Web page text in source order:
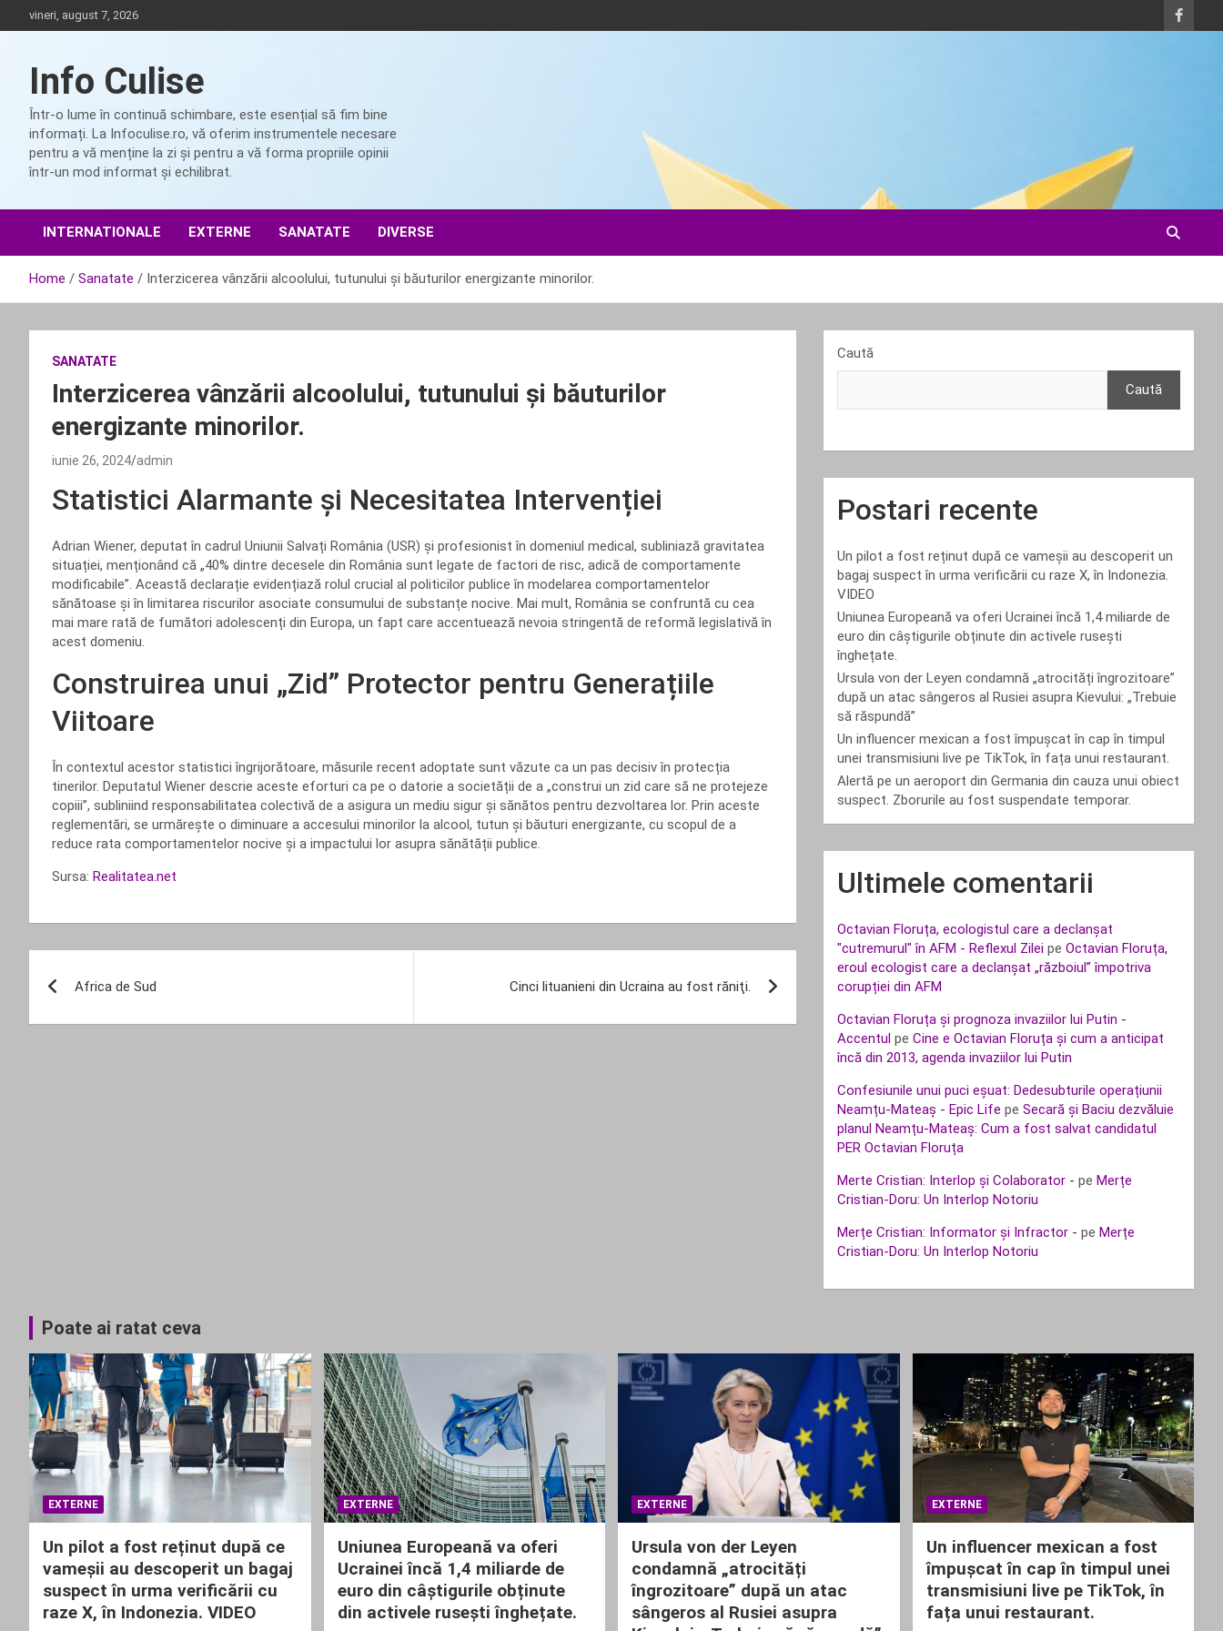
to
vineri, august 7, 2026
Info Culise
Într-o lume în continuă schimbare, este esențial să fim bine
informați. La Infoculise.ro, vă oferim instrumentele necesare
pentru a vă menține la zi și pentru a vă forma propriile opinii
într-un mod informat și echilibrat.
INTERNATIONALE EXTERNE SANATATE DIVERSE
Home Sanatate Interzicerea vânzării alcoolului, tutunului și băuturilor energizante minorilor.
SANATATE
Interzicerea vânzării alcoolului, tutunului și băuturilor
energizante minorilor.
iunie 26, 2024 admin
Statistici Alarmante și Necesitatea Intervenției
Adrian Wiener, deputat în cadrul Uniunii Salvați România (USR) și profesionist în domeniul medical, subliniază gravitatea
situației, menționând că „40% dintre decesele din România sunt legate de factori de risc, adică de comportamente
modificabile”. Această declarație evidențiază rolul crucial al politicilor publice în modelarea comportamentelor
sănătoase și în limitarea riscurilor asociate consumului de substanțe nocive. Mai mult, România se confruntă cu cea
mai mare rată de fumători adolescenți din Europa, un fapt care accentuează nevoia stringentă de reformă legislativă în
acest domeniu.
Construirea unui „Zid” Protector pentru Generațiile
Viitoare
În contextul acestor statistici îngrijorătoare, măsurile recent adoptate sunt văzute ca un pas decisiv în protecția
tinerilor. Deputatul Wiener descrie aceste eforturi ca pe o datorie a societății de a „construi un zid care să ne protejeze
copiii”, subliniind responsabilitatea colectivă de a asigura un mediu sigur și sănătos pentru dezvoltarea lor. Prin aceste
reglementări, se urmărește o diminuare a accesului minorilor la alcool, tutun și băuturi energizante, cu scopul de a
reduce rata comportamentelor nocive și a impactului lor asupra sănătății publice.
Sursa: Realitatea.net
Africa de Sud Cinci lituanieni din Ucraina au fost răniţi.
Caută
Caută
Postari recente
Un pilot a fost reținut după ce vameșii au descoperit un
bagaj suspect în urma verificării cu raze X, în Indonezia.
VIDEO
Uniunea Europeană va oferi Ucrainei încă 1,4 miliarde de
euro din câștigurile obținute din activele rusești
înghețate.
Ursula von der Leyen condamnă „atrocități îngrozitoare”
după un atac sângeros al Rusiei asupra Kievului: „Trebuie
să răspundă”
Un influencer mexican a fost împușcat în cap în timpul
unei transmisiuni live pe TikTok, în fața unui restaurant.
Alertă pe un aeroport din Germania din cauza unui obiect
suspect. Zborurile au fost suspendate temporar.
Ultimele comentarii
Octavian Floruța, ecologistul care a declanșat
"cutremurul" în AFM - Reflexul Zilei peOctavian Floruța,
eroul ecologist care a declanșat „războiul” împotriva
corupției din AFM
Octavian Floruța și prognoza invaziilor lui Putin -
Accentul peCine e Octavian Floruța și cum a anticipat
încă din 2013, agenda invaziilor lui Putin
Confesiunile unui puci eșuat: Dedesubturile operațiunii
Neamțu-Mateaș - Epic Life peSecară și Baciu dezvăluie
planul Neamțu-Mateaș: Cum a fost salvat candidatul
PER Octavian Floruța
Merte Cristian: Interlop și Colaborator - peMerțe
Cristian-Doru: Un Interlop Notoriu
Merțe Cristian: Informator și Infractor - peMerțe
Cristian-Doru: Un Interlop Notoriu
Poate ai ratat ceva
EXTERNE
Un pilot a fost reținut după ce
vameșii au descoperit un bagaj
suspect în urma verificării cu
raze X, în Indonezia. VIDEO
EXTERNE
Uniunea Europeană va oferi
Ucrainei încă 1,4 miliarde de
euro din câștigurile obținute
din activele rusești înghețate.
EXTERNE
Ursula von der Leyen
condamnă „atrocități
îngrozitoare” după un atac
sângeros al Rusiei asupra
EXTERNE
Un influencer mexican a fost
împușcat în cap în timpul unei
transmisiuni live pe TikTok, în
fața unui restaurant.